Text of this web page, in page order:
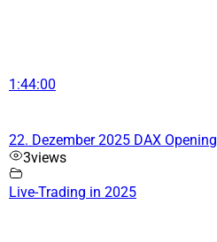
1:44:00
22. Dezember 2025 DAX Opening
3views
Live-Trading in 2025